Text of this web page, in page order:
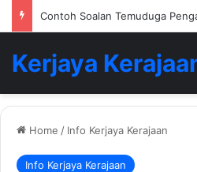
Contoh Soalan Temuduga
Kerjaya
Home / Info Kerjaya Kerajaan
Info Kerjaya Kerajaan